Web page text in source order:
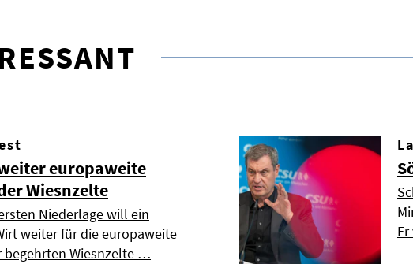
europaweite
Wiesnzelte
Niederlage will ein
weiter für die europaweite
begehrten Wiesnzelte …